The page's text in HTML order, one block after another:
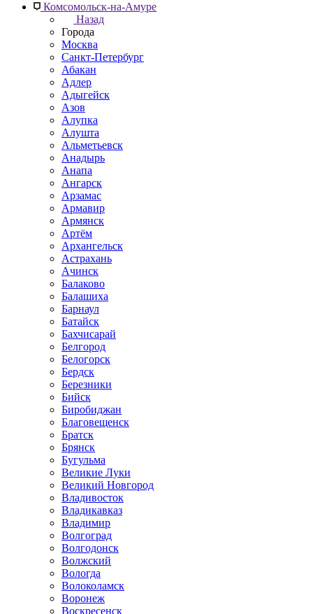
Комсомольск-на-Амуре
Назад
Города
Москва
Санкт-Петербург
Абакан
Адлер
Адыгейск
Азов
Алупка
Алушта
Альметьевск
Анадырь
Анапа
Ангарск
Арзамас
Армавир
Армянск
Артём
Архангельск
Астрахань
Ачинск
Балаково
Балашиха
Барнаул
Батайск
Бахчисарай
Белгород
Белогорск
Бердск
Березники
Бийск
Биробиджан
Благовещенск
Братск
Брянск
Бугульма
Великие Луки
Великий Новгород
Владивосток
Владикавказ
Владимир
Волгоград
Волгодонск
Волжский
Вологда
Волоколамск
Воронеж
Воскресенск